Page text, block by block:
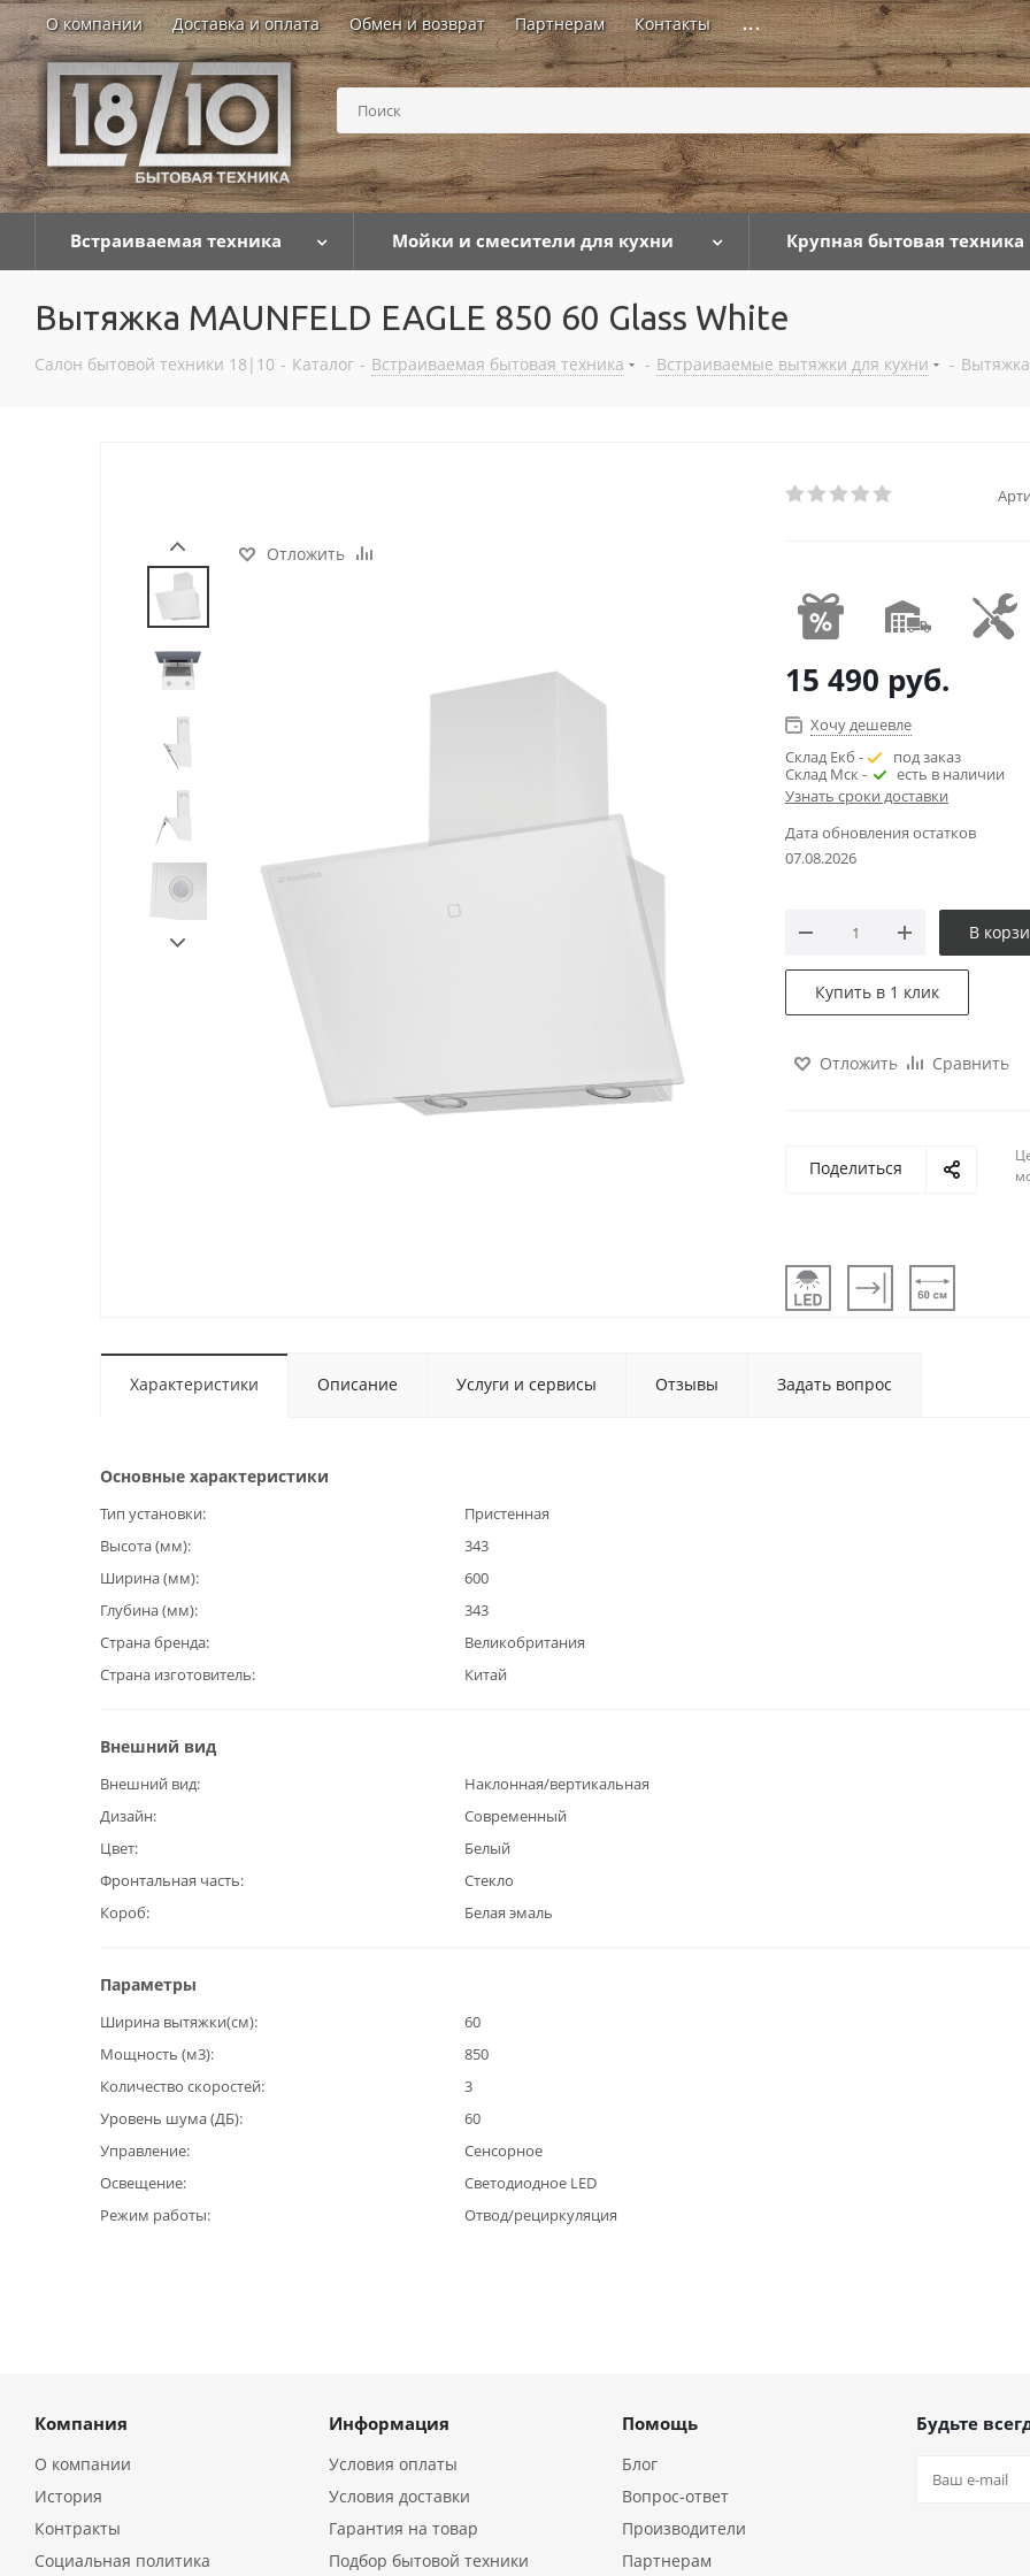
О компании Доставка и оплата Обмен и возврат Партнерам Контакты ...
Встраиваемая техника Мойки и смесители для кухни Крупная бытовая техника
Вытяжка MAUNFELD EAGLE 850 60 Glass White
Салон бытовой техники 18|10 - Каталог - Встраиваемая бытовая техника - Встраиваемые вытяжки для кухни -
Отложить
15 490 руб.
Хочу дешевле
Склад Екб -
под заказ
Склад Мск -
есть в наличии
Узнать сроки доставки
Дата обновления остатков
07.08.2026
В
Купить в 1 клик
Отложить Сравнить
Поделиться
Характеристики Описание Услуги и сервисы Отзывы Задать вопрос
Основные характеристики
Тип установки
Пристенная
Высота (мм)
343
Ширина (мм)
600
Глубина (мм)
343
Страна бренда
Великобритания
Страна изготовитель
Китай
Внешний вид
Внешний вид
Наклонная/вертикальная
Дизайн
Современный
Цвет
Белый
Фронтальная часть
Стекло
Короб
Белая эмаль
Параметры
Ширина вытяжки(см)
60
Мощность (м3)
850
Количество скоростей
3
Уровень шума (ДБ)
60
Управление
Сенсорное
Освещение
Светодиодное LED
Режим работы
Отвод/рециркуляция
Компания
О компании
История
Контракты
Социальная политика
Информация
Условия оплаты
Условия доставки
Гарантия на товар
Подбор бытовой техники
Помощь
Блог
Вопрос-ответ
Производители
Партнерам
Будьте